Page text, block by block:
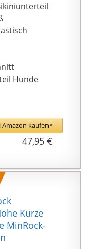
Hunde
Amazon kaufen*
47,95 €
Kurze
MinRock-